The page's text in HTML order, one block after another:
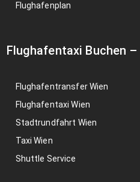
Flughafenplan
Flughafentaxi Buchen –
Flughafentransfer Wien
Flughafentaxi Wien
Stadtrundfahrt Wien
Taxi Wien
Shuttle Service